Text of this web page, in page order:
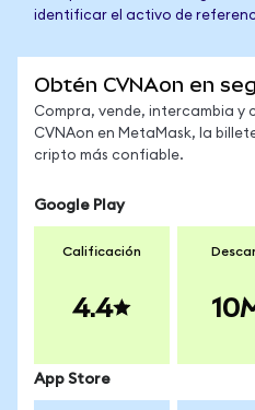
identificar el activo de
Obtén CVNAon en
Compra, vende, intercambia y
CVNAon en MetaMask, la
cripto más confiable.
Google Play
Calificación
4.4
App Store